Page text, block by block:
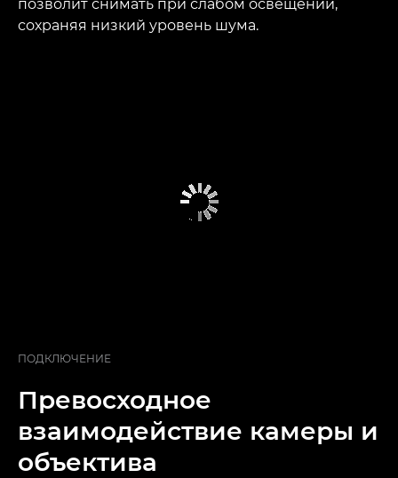
позволит снимать при слабом освещении,
сохраняя низкий уровень шума.
ПОДКЛЮЧЕНИЕ
Превосходное
взаимодействие камеры и
объектива